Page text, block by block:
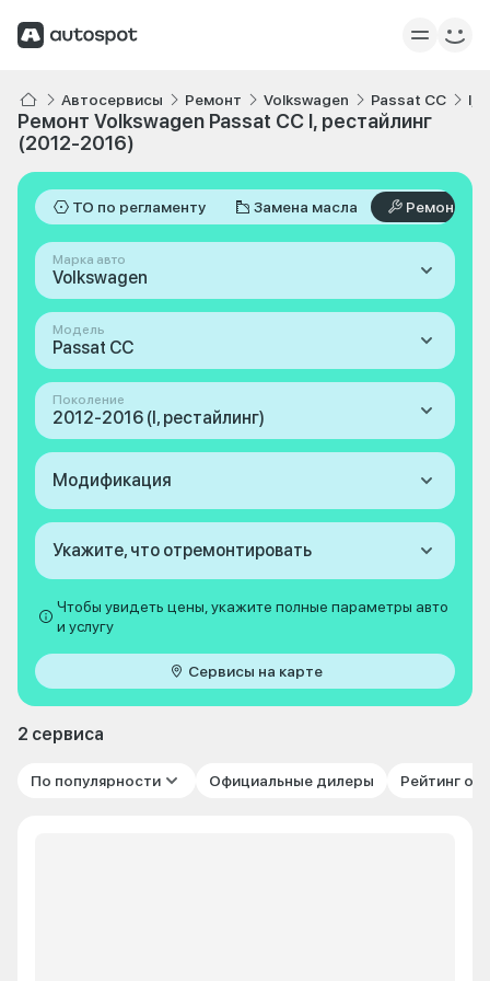
Автосервисы Ремонт Volkswagen Passat CC I,
Ремонт Volkswagen Passat CC I, рестайлинг
(2012-2016)
ТО по регламенту Замена масла Ремонт
Марка авто
Volkswagen
Модель
Passat CC
Поколение
2012-2016 (I, рестайлинг)
Модификация
Укажите, что отремонтировать
Чтобы увидеть цены, укажите полные параметры авто
и услугу
Сервисы на карте
2 сервиса
По популярности Официальные дилеры Рейтинг